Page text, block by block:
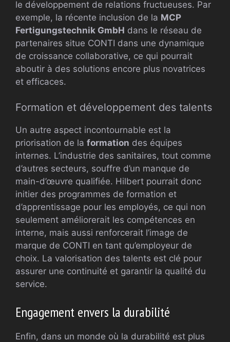
le développement de relations fructueuses. Par
exemple, la récente inclusion de la MCP
Fertigungstechnik GmbH dans le réseau de
partenaires situe CONTI dans une dynamique
de croissance collaborative, ce qui pourrait
aboutir à des solutions encore plus novatrices
et efficaces.
Formation et développement des talents
Un autre aspect incontournable est la
priorisation de la formation des équipes
internes. L’industrie des sanitaires, tout comme
d’autres secteurs, souffre d’un manque de
main-d’œuvre qualifiée. Hilbert pourrait donc
initier des programmes de formation et
d’apprentissage pour les employés, ce qui non
seulement améliorerait les compétences en
interne, mais aussi renforcerait l’image de
marque de CONTI en tant qu’employeur de
choix. La valorisation des talents est clé pour
assurer une continuité et garantir la qualité du
service.
Engagement envers la durabilité
Enfin, dans un monde où la durabilité est plus